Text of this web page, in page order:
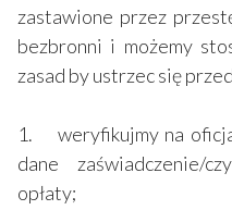
zastawione przez
bezbronni i możemy
zasad by ustrzec się
1. weryfikujmy na
dane zaświadczenie/
opłaty;